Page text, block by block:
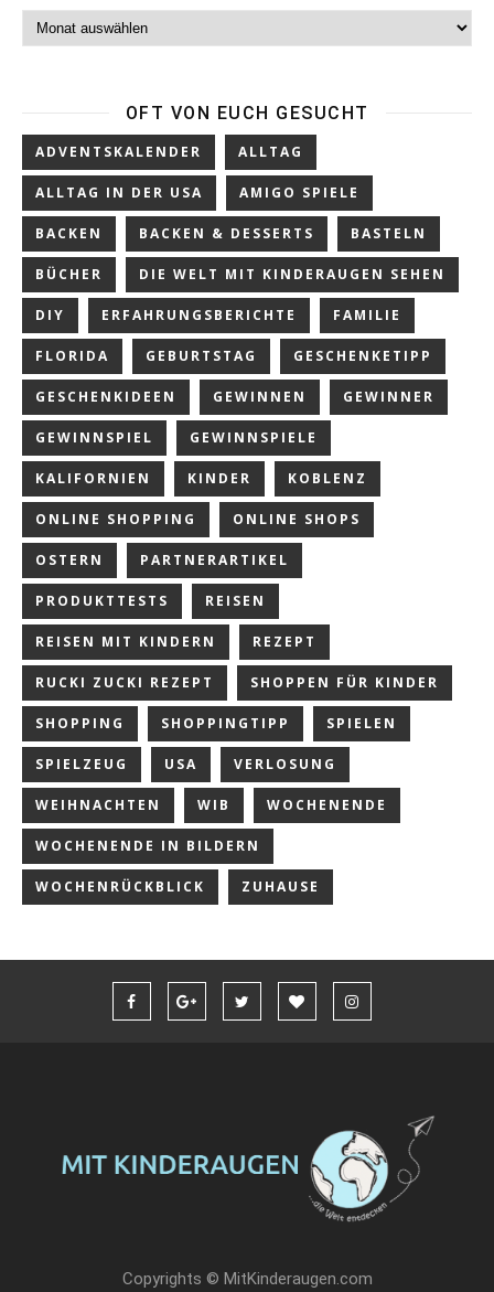
Archiv
OFT VON EUCH GESUCHT
ADVENTSKALENDER ALLTAG
ALLTAG IN DER USA AMIGO SPIELE
BACKEN BACKEN & DESSERTS BASTELN
BÜCHER DIE WELT MIT KINDERAUGEN SEHEN
DIY ERFAHRUNGSBERICHTE FAMILIE
FLORIDA GEBURTSTAG GESCHENKETIPP
GESCHENKIDEEN GEWINNEN GEWINNER
GEWINNSPIEL GEWINNSPIELE
KALIFORNIEN KINDER KOBLENZ
ONLINE SHOPPING ONLINE SHOPS
OSTERN PARTNERARTIKEL
PRODUKTTESTS REISEN
REISEN MIT KINDERN REZEPT
RUCKI ZUCKI REZEPT SHOPPEN FÜR KINDER
SHOPPING SHOPPINGTIPP SPIELEN
SPIELZEUG USA VERLOSUNG
WEIHNACHTEN WIB WOCHENENDE
WOCHENENDE IN BILDERN
WOCHENRÜCKBLICK ZUHAUSE
Copyrights © MitKinderaugen.com